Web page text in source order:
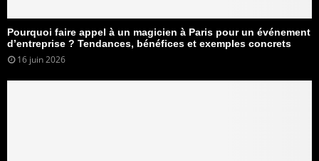
Pourquoi faire appel à un magicien à Paris pour un événement
d’entreprise ? Tendances, bénéfices et exemples concrets
16 juin 2026